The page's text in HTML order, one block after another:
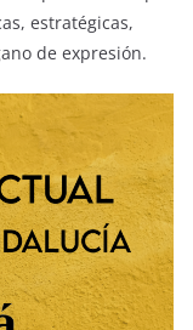
estratégicas,
de expresión.